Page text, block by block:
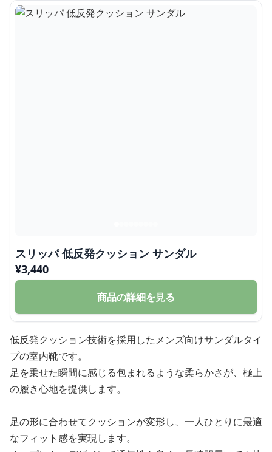
スリッパ 低反発クッション サンダル
¥3,440
商品の詳細を見る
低反発クッション技術を採用したメンズ向けサンダルタイ
プの室内靴です。
足を乗せた瞬間に感じる包まれるような柔らかさが、極上
の履き心地を提供します。
足の形に合わせてクッションが変形し、一人ひとりに最適
なフィット感を実現します。